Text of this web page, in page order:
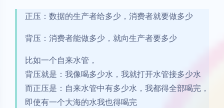
正压：数据的生产者给多少，消费者就要做多少
背压：消费者能做多少，就向生产者要多少
比如一个自来水管，
背压就是：我像喝多少水，我就打开水管接多少水
而正压是：自来水管中有多少水，我都得全部喝完，
即使有一个大海的水我也得喝完